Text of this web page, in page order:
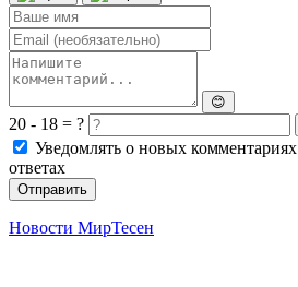
😊
20 - 18 = ?
Уведомлять о новых комментариях
ответах
Отправить
Новости МирТесен